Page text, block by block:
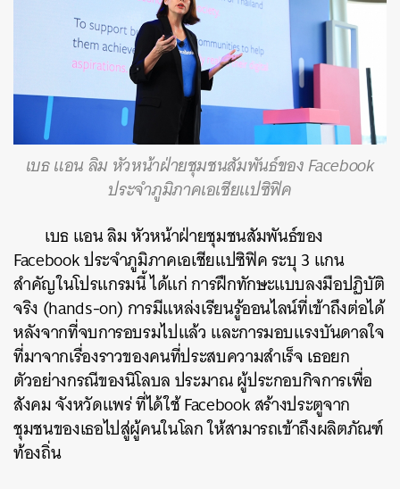
เบธ แอน ลิม หัวหน้าฝ่ายชุมชนสัมพันธ์ของ Facebook
ประจำภูมิภาคเอเชียแปซิฟิค
เบธ แอน ลิม หัวหน้าฝ่ายชุมชนสัมพันธ์ของ
Facebook ประจำภูมิภาคเอเชียแปซิฟิค ระบุ 3 แกน
สำคัญในโปรแกรมนี้ ได้แก่ การฝึกทักษะแบบลงมือปฏิบัติ
จริง (hands-on) การมีแหล่งเรียนรู้ออนไลน์ที่เข้าถึงต่อได้
หลังจากที่จบการอบรมไปแล้ว และการมอบแรงบันดาลใจ
ที่มาจากเรื่องราวของคนที่ประสบความสำเร็จ เธอยก
ตัวอย่างกรณีของนิโลบล ประมาณ ผู้ประกอบกิจการเพื่อ
สังคม จังหวัดแพร่ ที่ได้ใช้ Facebook สร้างประตูจาก
ชุมชนของเธอไปสู่ผู้คนในโลก ให้สามารถเข้าถึงผลิตภัณฑ์
ท้องถิ่น